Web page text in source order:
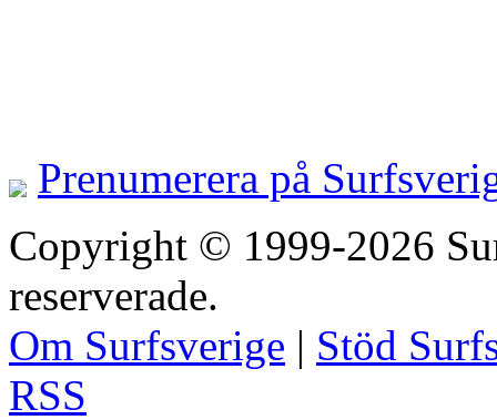
Prenumerera på
Copyright © 1999-2026
reserverade.
Om Surfsverige | Stöd
RSS